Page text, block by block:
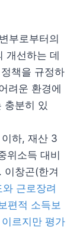
부로부터의
개선하는 데
책을 규정하
려운 환경에
충분히 있
하, 재산 3
위소득 대비
이창곤(한겨
근로장려
편적 소득보
르지만 평가